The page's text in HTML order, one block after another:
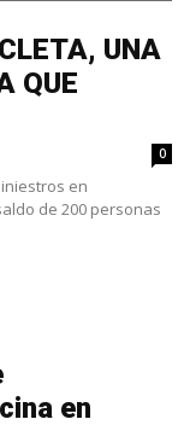
UNA
QUE
0
en
de 200 personas
en